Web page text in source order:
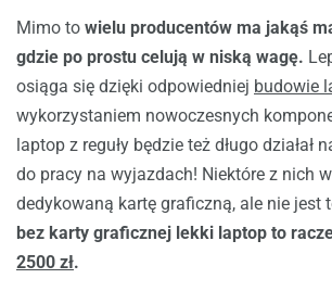
Mimo to wielu producentów ma jakąś
gdzie po prostu celują w niską wagę.
osiąga się dzięki odpowiedniej budowie
wykorzystaniem nowoczesnych
laptop z reguły będzie też długo działał
do pracy na wyjazdach! Niektóre z nich
dedykowaną kartę graficzną, ale nie jest
bez karty graficznej lekki laptop to
2500 zł.